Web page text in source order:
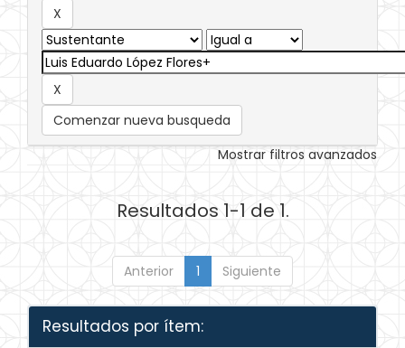
Comenzar nueva busqueda
Mostrar filtros avanzados
Resultados 1-1 de 1.
Anterior 1 Siguiente
Resultados por ítem: